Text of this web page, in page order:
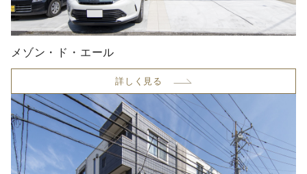
メゾン・ド・エール
詳しく見る